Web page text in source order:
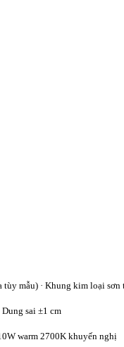
mẫu) · Khung kim loại sơn
sai ±1 cm
warm 2700K khuyến nghị